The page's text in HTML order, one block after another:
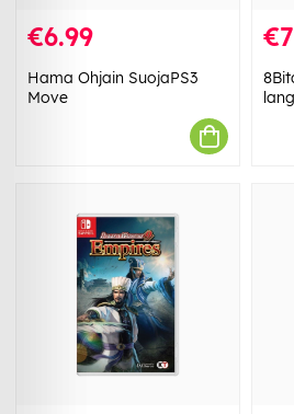
€6.99
Hama Ohjain SuojaPS3
Move